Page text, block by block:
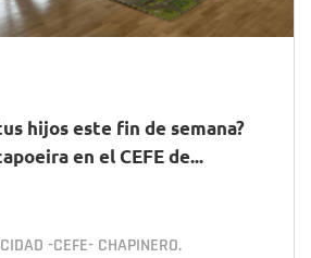
hijos este fin de semana?
en el CEFE de...
-CEFE- CHAPINERO.